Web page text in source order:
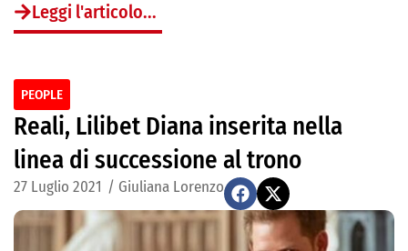
Leggi l'articolo...
PEOPLE
Reali, Lilibet Diana inserita nella
linea di successione al trono
27 Luglio 2021 / Giuliana Lorenzo